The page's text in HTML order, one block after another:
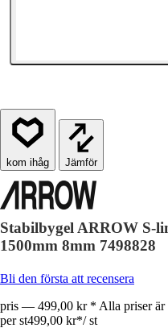
Jämför
Stabilbygel ARROW S-
1500mm 8mm 7498828
Bli den första att recensera
pris — 499,00 kr * Alla priser är
per st499,00 kr*/ st